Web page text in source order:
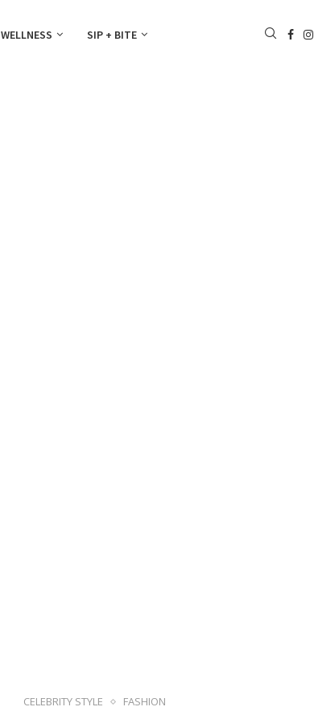
WELLNESS SIP + BITE
CELEBRITY STYLE FASHION